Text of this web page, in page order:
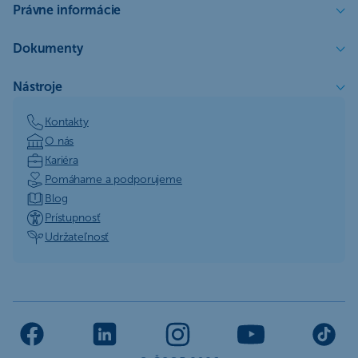
Právne informácie
Dokumenty
Nástroje
Kontakty
O nás
Kariéra
Pomáhame a podporujeme
Blog
Prístupnosť
Udržateľnosť